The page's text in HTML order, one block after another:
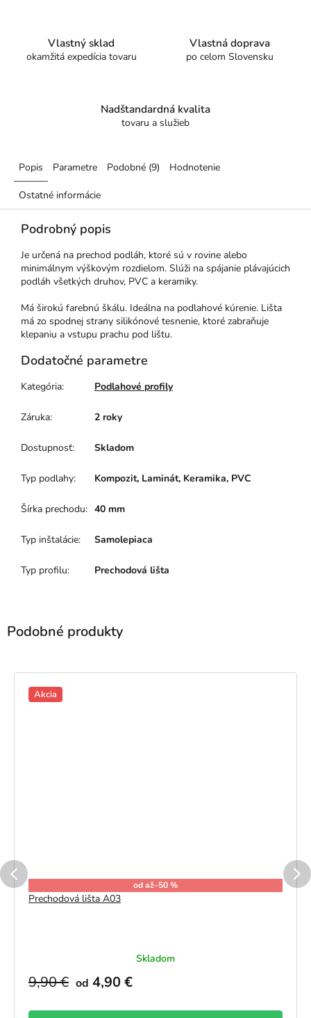
Vlastný sklad
okamžitá expedícia tovaru
Vlastná doprava
po celom Slovensku
Nadštandardná kvalita
tovaru a služieb
Popis Parametre Podobné (9) Hodnotenie
Ostatné informácie
Podrobný popis
Je určená na prechod podláh, ktoré sú v rovine alebo
minimálnym výškovým rozdielom. Slúži na spájanie plávajúcich
podláh všetkých druhov, PVC a keramiky.
Má širokú farebnú škálu. Ideálna na podlahové kúrenie. Lišta
má zo spodnej strany silikónové tesnenie, ktoré zabraňuje
klepaniu a vstupu prachu pod lištu.
Dodatočné parametre
Kategória: Podlahové profily
Záruka: 2 roky
Dostupnosť: Skladom
Typ podlahy: Kompozit, Laminát, Keramika, PVC
Šírka prechodu: 40 mm
Typ inštalácie: Samolepiaca
Typ profilu: Prechodová lišta
Akcia
odaž–50 %
Prechodová lišta A03
Skladom
od 4,90 €
9,90 €